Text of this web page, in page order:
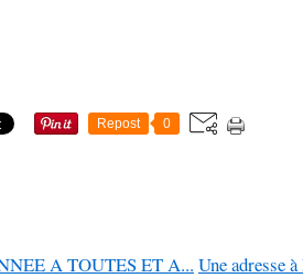
Repost 0
A TOUTES ET A... Une adresse